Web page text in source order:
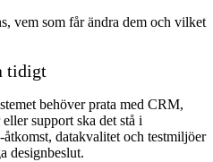
vem som får ändra dem och vilket
tidigt
behöver prata med CRM,
support ska det stå i
datakvalitet och testmiljöer
designbeslut.